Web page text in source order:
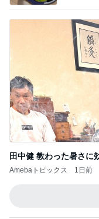
田中健 教わった暑さに
Amebaトピックス 1日前